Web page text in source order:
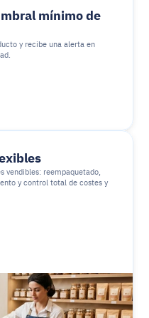
mínimo de
y recibe una alerta en
vendibles: reempaquetado,
y control total de costes y